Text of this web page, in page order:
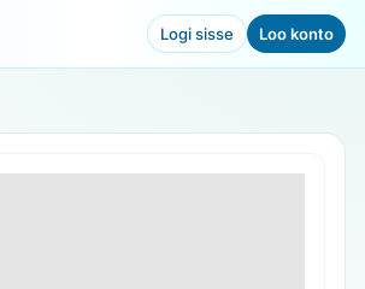
Logi sisse Loo konto